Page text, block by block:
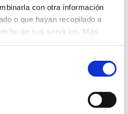
con otra información
o que hayan recopilado a
de sus servicios. Más
who may receive and